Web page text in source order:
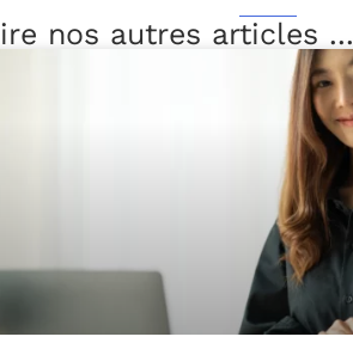
nos autres articles ...